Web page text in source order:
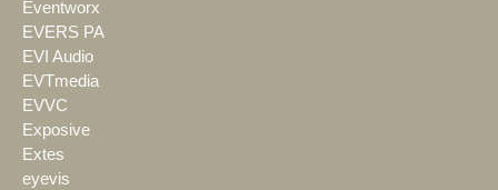
Eventworx
EVERS PA
EVI Audio
EVTmedia
EVVC
Exposive
Extes
eyevis